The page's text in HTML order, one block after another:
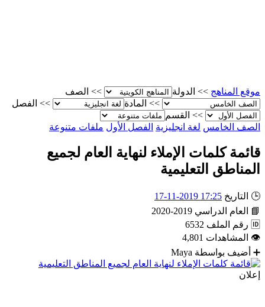
موقع المناهج >> الدولة >>
الصف
>>
المادة >>
الفصل
>>
القسم
الصف الخامس لغة انجليزية الفصل الأول ملفات متنوعة
قائمة كلمات الإملاء لنهاية العام لجميع
المناطق التعليمية
🕒 التاريخ 17:25 2019-11-17
📘
العام الدراسي 2019-2020
🆔 رقم الملف 6532
👁
المشاهدات 4,801
➕
أضيف بواسطة Maya
إعلان